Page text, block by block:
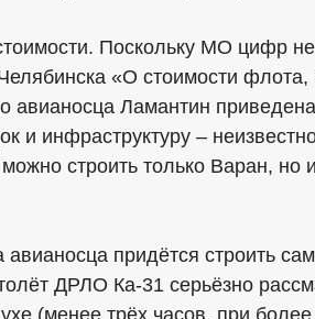
Поскольку МО цифр
«О стоимости флота,
авианосца Ламантин
и инфраструктуру –
строить только Варан, но
придётся строить
ДРЛО Ка-31 серьёзно
(менее трёх часов, при